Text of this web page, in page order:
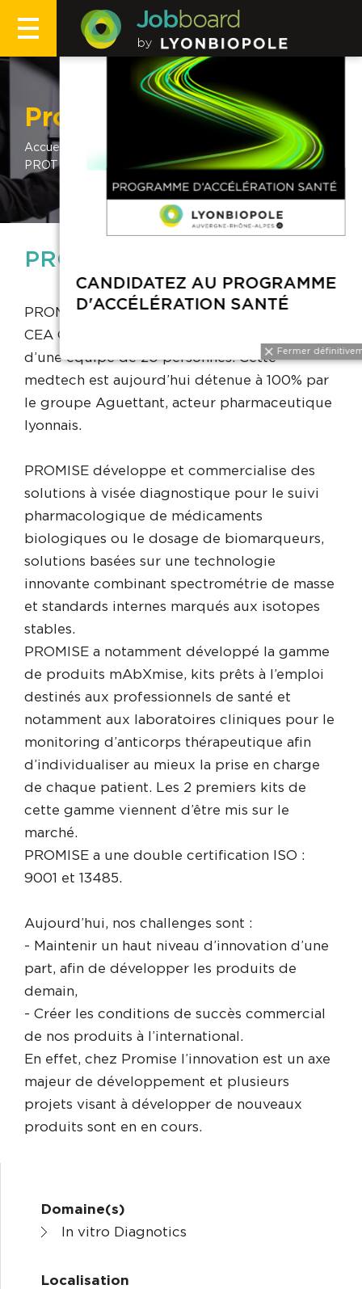
CANDIDATEZ AU
D'ACCÉLÉRATION
Profils recruteurs
Accueil
PROMISE
PROTEOMICS
PROMISE PROTEOMICS
PROMISE PROTEOMICS est une spin-off du
CEA Grenoble créée en 2010, composée
d’une équipe de 20 personnes. Cette
medtech est aujourd’hui détenue à 100% par
le groupe Aguettant, acteur pharmaceutique
lyonnais.
PROMISE développe et commercialise des
solutions à visée diagnostique pour le suivi
pharmacologique de médicaments
biologiques ou le dosage de biomarqueurs,
solutions basées sur une technologie
innovante combinant spectrométrie de masse
et standards internes marqués aux isotopes
stables.
PROMISE a notamment développé la gamme
de produits mAbXmise, kits prêts à l’emploi
destinés aux professionnels de santé et
notamment aux laboratoires cliniques pour le
monitoring d’anticorps thérapeutique afin
d’individualiser au mieux la prise en charge
de chaque patient. Les 2 premiers kits de
cette gamme viennent d’être mis sur le
marché.
PROMISE a une double certification ISO :
9001 et 13485.
Aujourd’hui, nos challenges sont :
- Maintenir un haut niveau d’innovation d’une
part, afin de développer les produits de
demain,
- Créer les conditions de succès commercial
de nos produits à l’international.
En effet, chez Promise l’innovation est un axe
majeur de développement et plusieurs
projets visant à développer de nouveaux
produits sont en en cours.
Domaine(s)
In vitro Diagnotics
Localisation